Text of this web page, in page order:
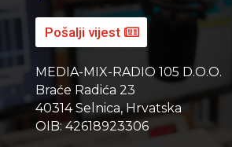
Pošalji vijest
MEDIA-MIX-RADIO 105 D.O.O.
Braće Radića 23
40314 Selnica, Hrvatska
OIB: 42618923306